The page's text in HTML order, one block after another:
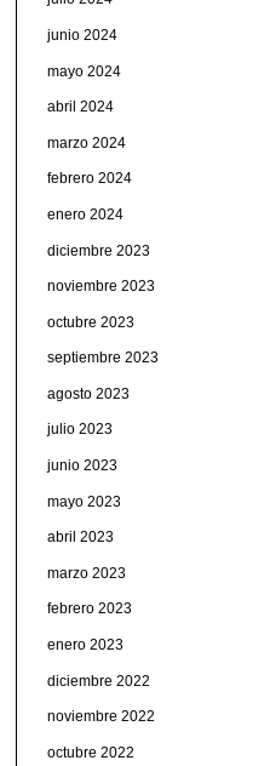
junio 2024
mayo 2024
abril 2024
marzo 2024
febrero 2024
enero 2024
diciembre 2023
noviembre 2023
octubre 2023
septiembre 2023
agosto 2023
julio 2023
junio 2023
mayo 2023
abril 2023
marzo 2023
febrero 2023
enero 2023
diciembre 2022
noviembre 2022
octubre 2022